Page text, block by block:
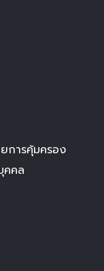
การคุ้มครอง
คคล